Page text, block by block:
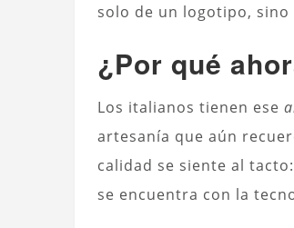
solo de un logotipo,
¿Por qué
Los italianos tienen ese
artesanía que aún
calidad se siente al
se encuentra con la